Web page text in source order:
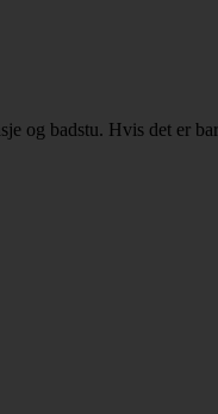
og badstu. Hvis det er